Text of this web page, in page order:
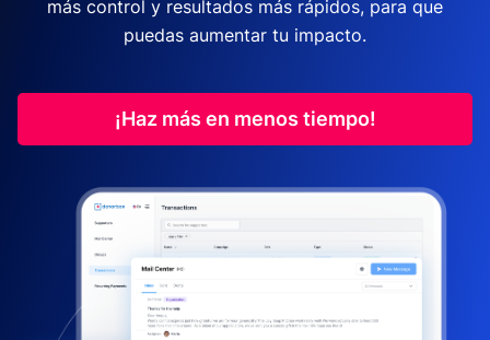
más control y resultados más rápidos, para que
puedas aumentar tu impacto.
¡Haz más en menos tiempo!